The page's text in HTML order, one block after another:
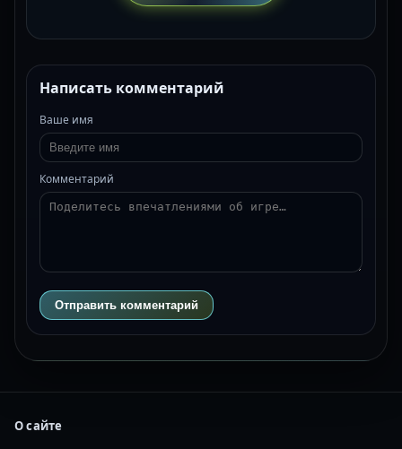
Написать комментарий
Ваше имя
Комментарий
Отправить комментарий
О сайте